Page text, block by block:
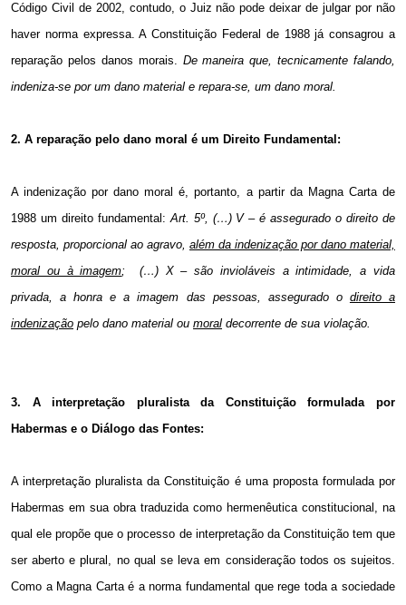
Código Civil de 2002, contudo, o Juiz não pode deixar de julgar por não
haver norma expressa. A Constituição Federal de 1988 já consagrou a
reparação pelos danos morais. De maneira que, tecnicamente falando,
indeniza-se por um dano material e repara-se, um dano moral.
2. A reparação pelo dano moral é um Direito Fundamental:
A indenização por dano moral é, portanto, a partir da Magna Carta de
1988 um direito fundamental:Art. 5º, (…) V – é assegurado o direito de
resposta, proporcional ao agravo, além da indenização por dano material,
moral ou à imagem; (…) X – são invioláveis a intimidade, a vida
privada, a honra e a imagem das pessoas, assegurado o direito a
indenização pelo dano material ou moral decorrente de sua violação.
3. Ainterpretação pluralista da Constituição formulada por
Habermas e o Diálogo das Fontes:
A interpretação pluralista da Constituição é uma proposta formulada por
Habermas em sua obra traduzida como hermenêutica constitucional, na
qual ele propõe que o processo de interpretação da Constituição tem que
ser aberto e plural, no qual se leva em consideração todos os sujeitos.
Como a Magna Carta é a norma fundamental que rege toda a sociedade